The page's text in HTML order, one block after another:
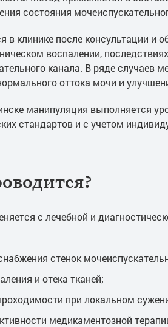
состояния
в клинике после консультации и
воспалении,
канала. В ряде случаев
оттока мочи и
манипуляция выполняется
стандартов и с учетом
с лечебной и
стенок
и отека тканей;
при локальном
медикаментозной